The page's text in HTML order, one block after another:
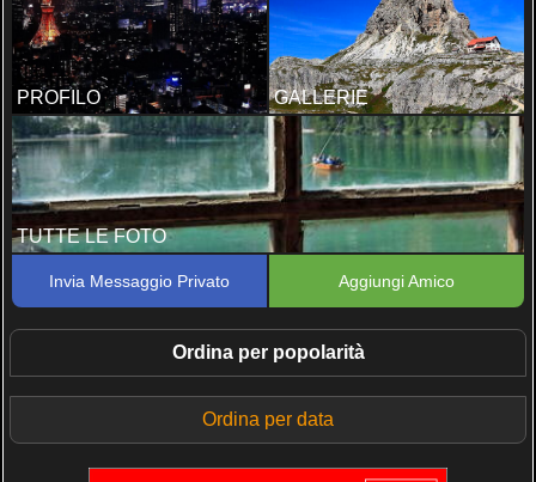
PROFILO GALLERIE
TUTTE LE FOTO
Invia Messaggio Privato Aggiungi Amico
Ordina per popolarità
Ordina per data